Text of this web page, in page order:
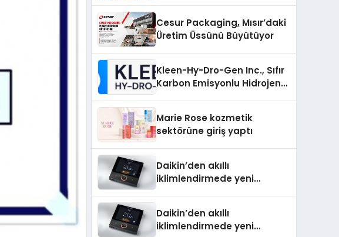
Cesur Packaging, Mısır’daki
Üretim Üssünü Büyütüyor
Kleen-Hy-Dro-Gen Inc., Sıfır
Karbon Emisyonlu Hidrojen
Aldı
Marie Rose kozmetik
sektörüne giriş yaptı
Daikin’den akıllı
iklimlendirmede yeni
Daikin’den akıllı
iklimlendirmede yeni